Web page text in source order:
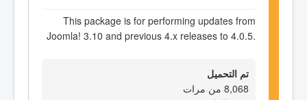
This package is for performing updates from
Joomla! 3.10 and previous 4.x releases to 4.0.5.
تم التحميل
8,068 من مرات